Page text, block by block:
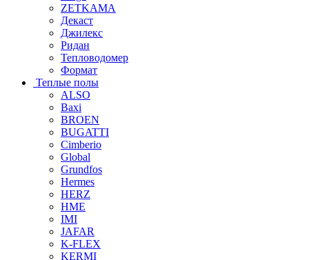
ZETKAMA
Декаст
Джилекс
Ридан
Тепловодомер
Формат
Теплые полы
ALSO
Baxi
BROEN
BUGATTI
Cimberio
Global
Grundfos
Hermes
HERZ
HME
IMI
JAFAR
K-FLEX
KERMI